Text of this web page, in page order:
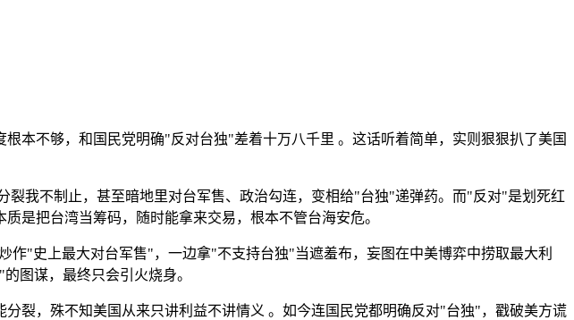
本不够，和国民党明确"反对台独"差着十万八千里 。这话听着简单，实则狠狠扒了美国
我不制止，甚至暗地里对台军售、政治勾连，变相给"台独"递弹药。而"反对"是划死红
是把台湾当筹码，随时能拿来交易，根本不管台海安危。
"史上最大对台军售"，一边拿"不支持台独"当遮羞布，妄图在中美博弈中捞取最大利
图谋，最终只会引火烧身。
裂，殊不知美国从来只讲利益不讲情义 。如今连国民党都明确反对"台独"，戳破美方谎